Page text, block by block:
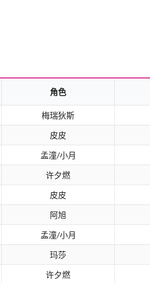
角色
梅瑞狄斯
皮皮
孟潼/小月
许夕燃
皮皮
阿旭
孟潼/小月
玛莎
许夕燃